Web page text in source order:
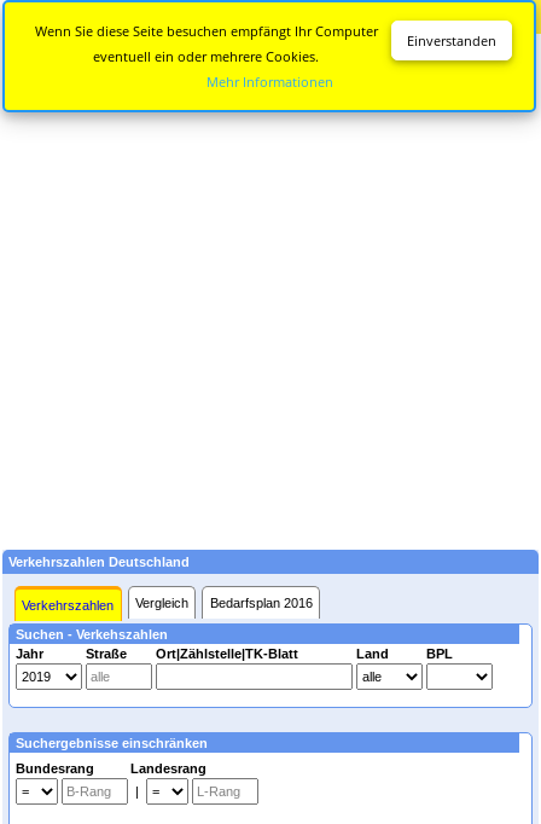
Verkehrszahlen Deutschland
Verkehrszahlen Vergleich Bedarfsplan 2016
Suchen - Verkehszahlen
Jahr
Straße Ort|Zählstelle|TK-Blatt Land BPL
Suchergebnisse einschränken
Bundesrang Landesrang
|
Einverstanden
Wenn Sie diese Seite besuchen empfängt Ihr Computer
eventuell ein oder mehrere Cookies.
Mehr Informationen